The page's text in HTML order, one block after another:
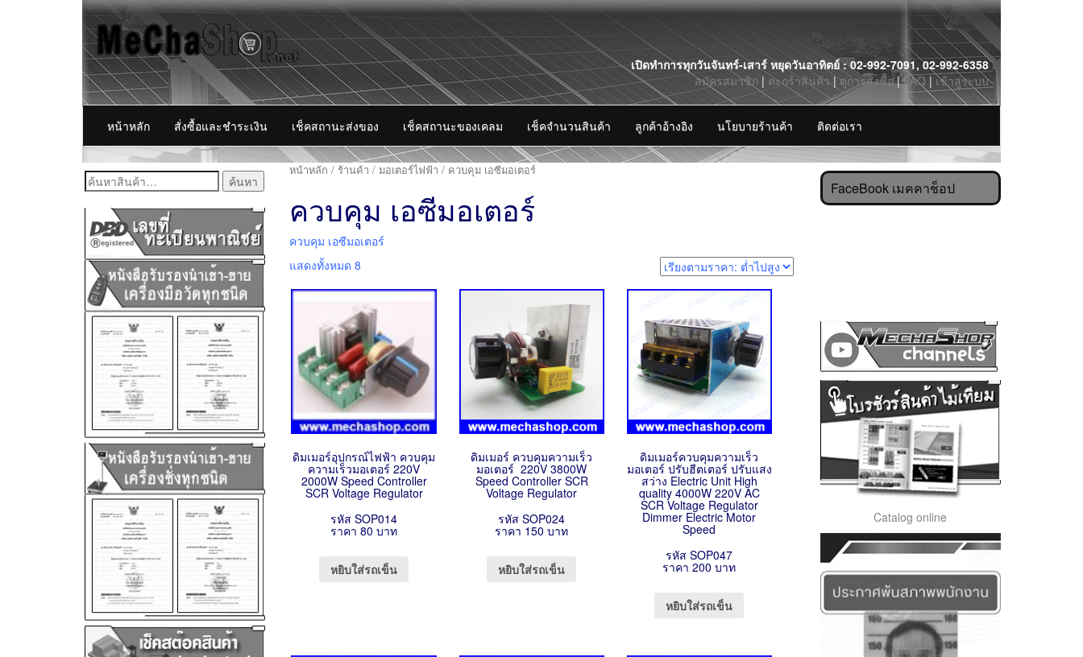
Skip
to
content
เปิดทำการทุกวันจันทร์-เสาร์ หยุดวันอาทิตย์ : 02-992-7091, 02-992-6358
สมัครสมาชิก | ตะกร้าสินค้า|ดูการสั่งซื้อ|FAQ | เข้าสู่ระบบ
หน้าหลัก สั่งซื้อและชำระเงิน เช็คสถานะส่งของ เช็คสถานะของเคลม เช็คจำนวนสินค้า ลูกค้าอ้างอิง นโยบายร้านค้า ติดต่อเรา
ค้นหา:
หน้าหลัก / ร้านค้า /มอเตอร์ไฟฟ้า / ควบคุม เอซีมอเตอร์
ควบคุม เอซีมอเตอร์
ควบคุม เอซีมอเตอร์
แสดงทั้งหมด 8
ดิมเมอร์อุปกรณ์ไฟฟ้า ควบคุม
ความเร็วมอเตอร์ 220V
2000W Speed Controller
SCR Voltage Regulator
รหัส SOP014
ราคา 80 บาท
หยิบใส่รถเข็น
ดิมเมอร์ ควบคุมความเร็ว
มอเตอร์ 220V 3800W
Speed Controller SCR
Voltage Regulator
รหัส SOP024
ราคา 150 บาท
หยิบใส่รถเข็น
ดิมเมอร์ควบคุมความเร็ว
มอเตอร์ ปรับฮีตเตอร์ ปรับแสง
สว่าง Electric Unit High
quality 4000W 220V AC
SCR Voltage Regulator
Dimmer Electric Motor
Speed
รหัส SOP047
ราคา 200 บาท
หยิบใส่รถเข็น
FaceBook เมคคาช็อป
Catalog online